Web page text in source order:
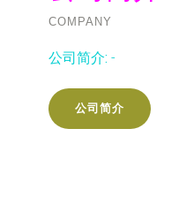
COMPANY
公司简介: -
公司简介